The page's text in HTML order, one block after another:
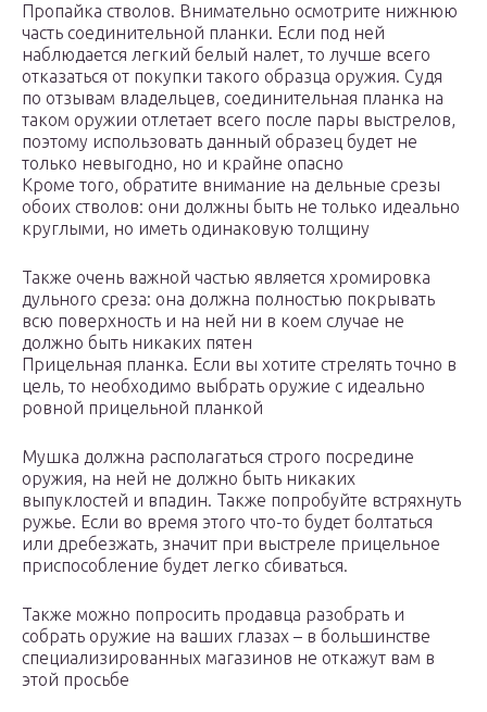
Пропайка стволов. Внимательно осмотрите нижнюю
часть соединительной планки. Если под ней
наблюдается легкий белый налет, то лучше всего
отказаться от покупки такого образца оружия. Судя
по отзывам владельцев, соединительная планка на
таком оружии отлетает всего после пары выстрелов,
поэтому использовать данный образец будет не
только невыгодно, но и крайне опасно
Кроме того, обратите внимание на дельные срезы
обоих стволов: они должны быть не только идеально
круглыми, но иметь одинаковую толщину
Также очень важной частью является хромировка
дульного среза: она должна полностью покрывать
всю поверхность и на ней ни в коем случае не
должно быть никаких пятен
Прицельная планка. Если вы хотите стрелять точно в
цель, то необходимо выбрать оружие с идеально
ровной прицельной планкой
Мушка должна располагаться строго посредине
оружия, на ней не должно быть никаких
выпуклостей и впадин. Также попробуйте встряхнуть
ружье. Если во время этого что-то будет болтаться
или дребезжать, значит при выстреле прицельное
приспособление будет легко сбиваться.
Также можно попросить продавца разобрать и
собрать оружие на ваших глазах – в большинстве
специализированных магазинов не откажут вам в
этой просьбе